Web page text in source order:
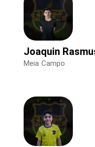
Joaquin
Meia Campo